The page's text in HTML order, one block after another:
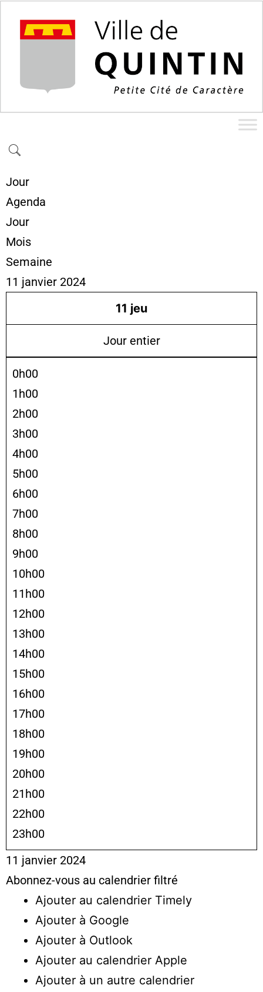
Jour
Agenda
Jour
Mois
Semaine
11 janvier 2024
11 jeu
Jour entier
0h00
1h00
2h00
3h00
4h00
5h00
6h00
7h00
8h00
9h00
10h00
11h00
12h00
13h00
14h00
15h00
16h00
17h00
18h00
19h00
20h00
21h00
22h00
23h00
11 janvier 2024
Abonnez-vous au calendrier filtré
Ajouter au calendrier Timely
Ajouter à Google
Ajouter à Outlook
Ajouter au calendrier Apple
Ajouter à un autre calendrier